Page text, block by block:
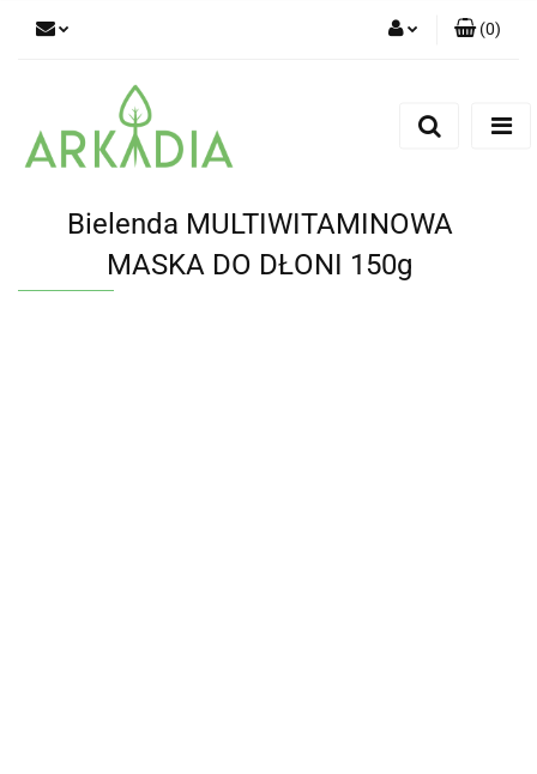
(0)
Bielenda MULTIWITAMINOWA
MASKA DO DŁONI 150g